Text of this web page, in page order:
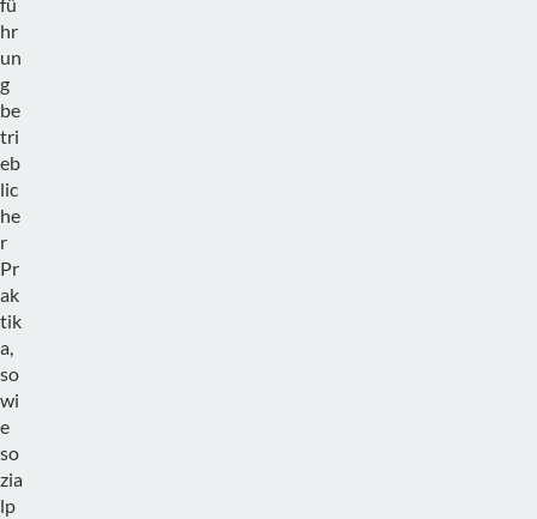
fü
hr
un
g
be
tri
eb
lic
he
r
Pr
ak
tik
a,
so
wi
e
so
zia
lp